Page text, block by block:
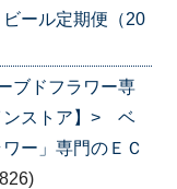
ール定期便（20
ブドフラワー専
ンストア】> ベ
ー」専門のＥＣ